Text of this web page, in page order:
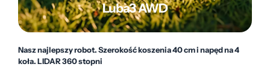
Luba3 AWD
Nasz najlepszy robot. Szerokość koszenia 40 cm i napęd na 4
koła. LIDAR 360 stopni